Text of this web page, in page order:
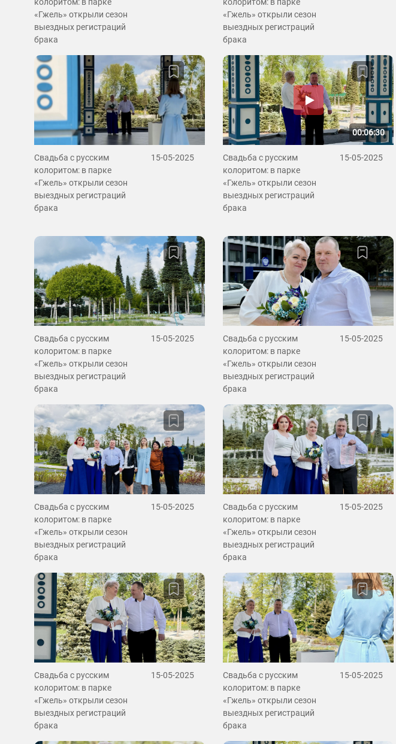
«Гжель» открыли сезон
выездных регистраций
брака
«Гжель» открыли сезон
выездных регистраций
брака
Свадьба с русским
колоритом: в парке
«Гжель» открыли сезон
выездных регистраций
брака
15-05-2025
00:06:30
Свадьба с русским
колоритом: в парке
«Гжель» открыли сезон
выездных регистраций
брака
15-05-2025
Свадьба с русским
колоритом: в парке
«Гжель» открыли сезон
выездных регистраций
брака
15-05-2025
Свадьба с русским
колоритом: в парке
«Гжель» открыли сезон
выездных регистраций
брака
15-05-2025
Свадьба с русским
колоритом: в парке
«Гжель» открыли сезон
выездных регистраций
брака
15-05-2025
Свадьба с русским
колоритом: в парке
«Гжель» открыли сезон
выездных регистраций
брака
15-05-2025
Свадьба с русским
колоритом: в парке
«Гжель» открыли сезон
выездных регистраций
брака
15-05-2025
Свадьба с русским
колоритом: в парке
«Гжель» открыли сезон
выездных регистраций
брака
15-05-2025